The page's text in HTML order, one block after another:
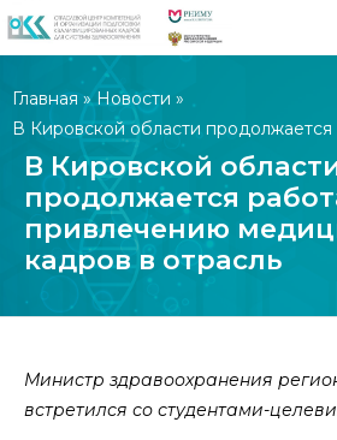
Главная »Новости »
В Кировской области продолжается
привлечению медицинских кадров в
В Кировской
продолжается
привлечению
кадров в отрасль
Министр здравоохранения
встретился со студентами-